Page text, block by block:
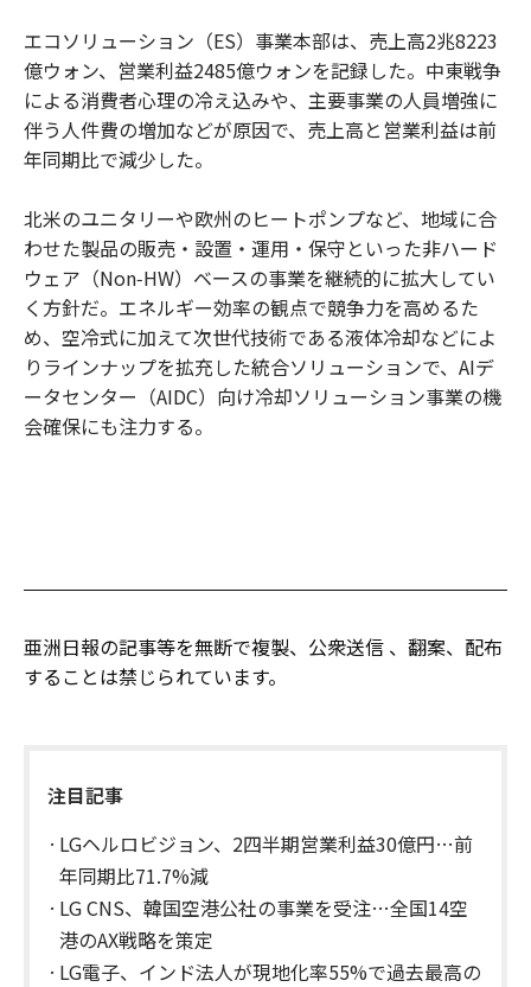
エコソリューション（ES）事業本部は、売上高2兆8223
億ウォン、営業利益2485億ウォンを記録した。中東戦争
による消費者心理の冷え込みや、主要事業の人員増強に
伴う人件費の増加などが原因で、売上高と営業利益は前
年同期比で減少した。
北米のユニタリーや欧州のヒートポンプなど、地域に合
わせた製品の販売・設置・運用・保守といった非ハード
ウェア（Non‑HW）ベースの事業を継続的に拡大してい
く方針だ。エネルギー効率の観点で競争力を高めるた
め、空冷式に加えて次世代技術である液体冷却などによ
りラインナップを拡充した統合ソリューションで、AIデ
ータセンター（AIDC）向け冷却ソリューション事業の機
会確保にも注力する。
亜洲日報の記事等を無断で複製、公衆送信 、翻案、配布
することは禁じられています。
注目記事
LGヘルロビジョン、2四半期営業利益30億円…前
年同期比71.7%減
LG CNS、韓国空港公社の事業を受注…全国14空
港のAX戦略を策定
LG電子、インド法人が現地化率55%で過去最高の